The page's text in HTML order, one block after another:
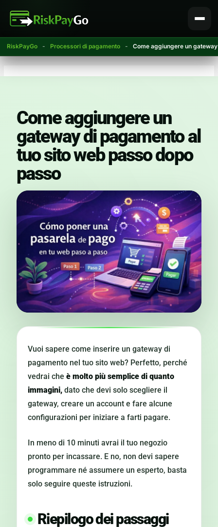
RiskPayGo - Processori di pagamento - Come aggiungere un
contenuto
Come aggiungere un
gateway di pagamento al
tuo sito web passo dopo
passo
Vuoi sapere come inserire un gateway di
pagamento nel tuo sito web? Perfetto, perché
vedrai che è molto più semplice di quanto
immagini, dato che devi solo scegliere il
gateway, creare un account e fare alcune
configurazioni per iniziare a farti pagare.
In meno di 10 minuti avrai il tuo negozio
pronto per incassare. E no, non devi sapere
programmare né assumere un esperto, basta
solo seguire queste istruzioni.
Riepilogo dei passaggi